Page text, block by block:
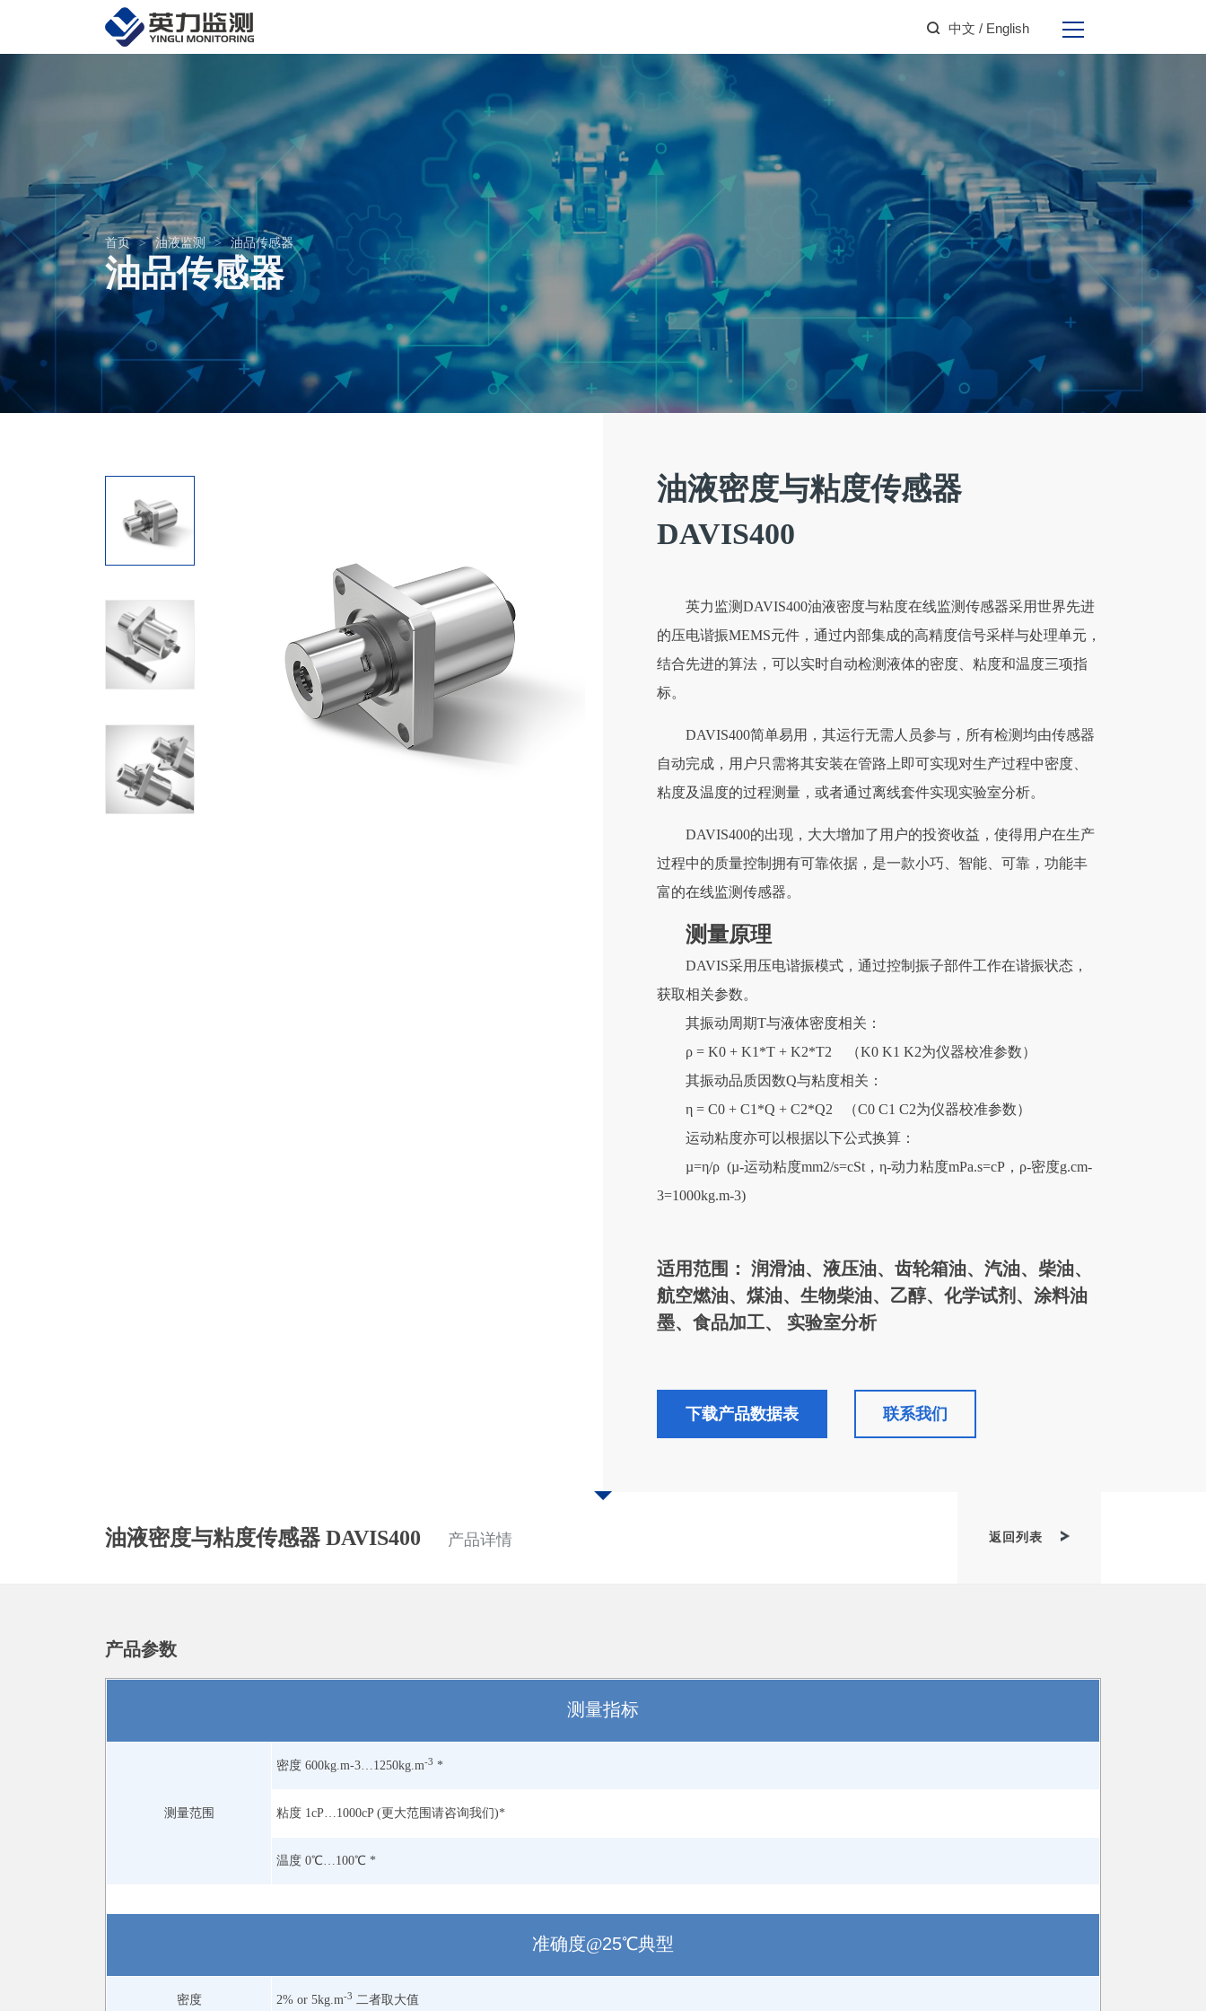
中文 / English
首页 > 油液监测 > 油品传感器
油品传感器
油液密度与粘度传感器
DAVIS400
英力监测DAVIS400油液密度与粘度在线监测传感器采用世界先进
的压电谐振MEMS元件，通过内部集成的高精度信号采样与处理单元，
结合先进的算法，可以实时自动检测液体的密度、粘度和温度三项指
标。
DAVIS400简单易用，其运行无需人员参与，所有检测均由传感器
自动完成，用户只需将其安装在管路上即可实现对生产过程中密度、
粘度及温度的过程测量，或者通过离线套件实现实验室分析。
DAVIS400的出现，大大增加了用户的投资收益，使得用户在生产
过程中的质量控制拥有可靠依据，是一款小巧、智能、可靠，功能丰
富的在线监测传感器。
测量原理
DAVIS采用压电谐振模式，通过控制振子部件工作在谐振状态，
获取相关参数。
其振动周期T与液体密度相关：
ρ = K0 + K1*T + K2*T2 （K0 K1 K2为仪器校准参数）
其振动品质因数Q与粘度相关：
η = C0 + C1*Q + C2*Q2 （C0 C1 C2为仪器校准参数）
运动粘度亦可以根据以下公式换算：
µ=η/ρ (µ-运动粘度mm2/s=cSt，η-动力粘度mPa.s=cP，ρ-密度g.cm-
3=1000kg.m-3)
适用范围： 润滑油、液压油、齿轮箱油、汽油、柴油、
航空燃油、煤油、生物柴油、乙醇、化学试剂、涂料油
墨、食品加工、 实验室分析
下载产品数据表 联系我们
油液密度与粘度传感器 DAVIS400 产品详情 返回列表
产品参数
测量指标
测量范围
密度 600kg.m-3…1250kg.m-3 *
粘度 1cP…1000cP (更大范围请咨询我们)*
温度 0℃…100℃ *
准确度@25℃典型
密度 2% or 5kg.m-3 二者取大值